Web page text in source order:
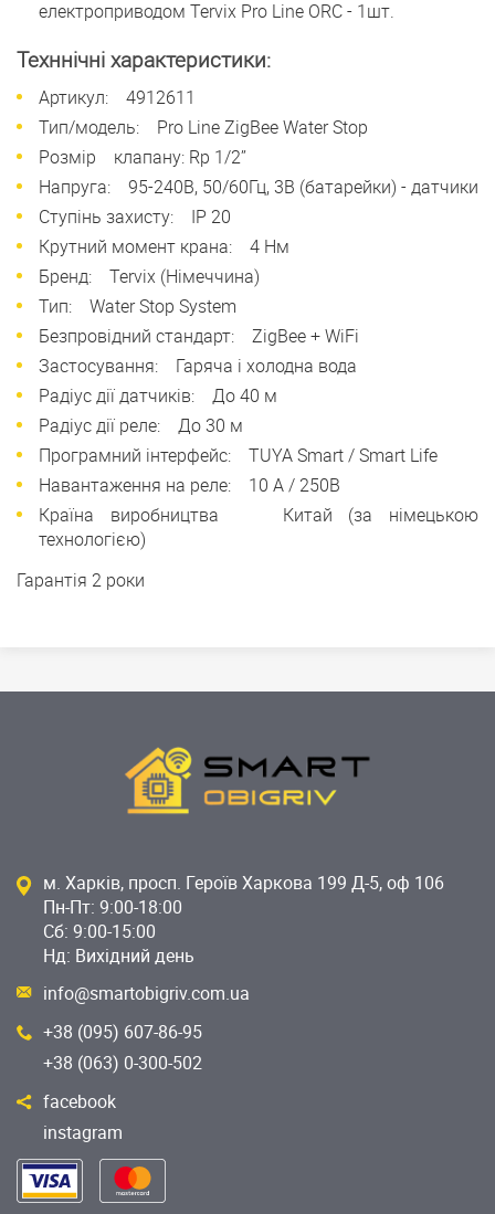
електроприводом Tervix Pro Line ORC - 1шт.
Техннічні характеристики:
Артикул: 4912611
Тип/модель: Pro Line ZigBee Water Stop
Розмір клапану: Rp 1/2’’
Напруга: 95-240В, 50/60Гц, 3В (батарейки) - датчики
Ступінь захисту: IP 20
Крутний момент крана: 4 Нм
Бренд: Tervix (Німеччина)
Тип: Water Stop System
Безпровідний стандарт: ZigBee + WiFi
Застосування: Гаряча і холодна вода
Радіус дії датчиків: До 40 м
Радіус дії реле: До 30 м
Програмний інтерфейс: TUYA Smart / Smart Life
Навантаження на реле: 10 А / 250В
Країна виробництва Китай (за німецькою
технологією)
Гарантія 2 роки
м. Харків, просп. Героїв Харкова 199 Д-5, оф 106
Пн-Пт: 9:00-18:00
Сб: 9:00-15:00
Нд: Вихідний день
info@smartobigriv.com.ua
+38 (095) 607-86-95
+38 (063) 0-300-502
facebook
instagram